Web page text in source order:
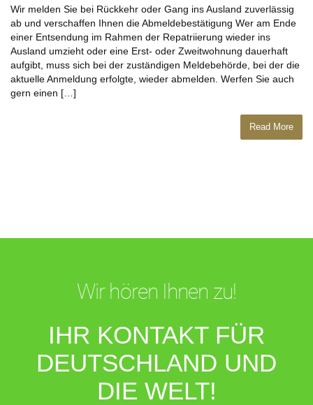
Wir melden Sie bei Rückkehr oder Gang ins Ausland zuverlässig
ab und verschaffen Ihnen die Abmeldebestätigung Wer am Ende
einer Entsendung im Rahmen der Repatriierung wieder ins
Ausland umzieht oder eine Erst- oder Zweitwohnung dauerhaft
aufgibt, muss sich bei der zuständigen Meldebehörde, bei der die
aktuelle Anmeldung erfolgte, wieder abmelden. Werfen Sie auch
gern einen […]
Read More
Wir hören Ihnen zu!
IHR KONTAKT FÜR
DEUTSCHLAND UND
DIE WELT!